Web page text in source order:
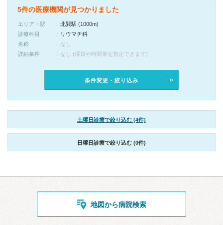
5件の医療機関が見つかりました
エリア・駅
北巽駅 (1000m)
診療科目
リウマチ科
名称
なし
詳細条件
なし (曜日や時間帯を指定できます)
条件変更・絞り込み
土曜日診療で絞り込む (4件)
日曜日診療で絞り込む (0件)
地図から病院検索